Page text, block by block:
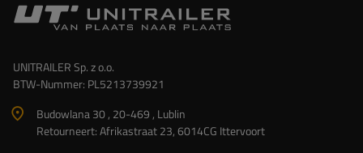
UNITRAILER Sp. z o.o.
BTW-Nummer: PL5213739921
Budowlana 30 , 20-469 , Lublin
Retourneert: Afrikastraat 23, 6014CG Ittervoort